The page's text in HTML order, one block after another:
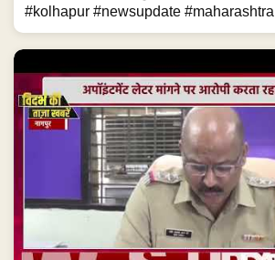
#kolhapur #newsupdate #maharashtra